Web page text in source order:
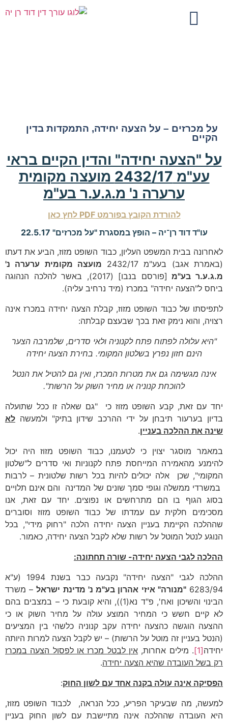
על מכרזים – על הצעה יחידה, התמקדות בדין
הקיים
על "הצעה יחידה" והדין הקיים בראי
עע"מ 2432/17 מועצה מקומית
ערערה נ' מ.ג.ע.ר בע"מ
להורדת הקובץ בפורמט PDF לחץ כאן
עו"ד דוד רן־יה – הופץ במסגרת "על מכרזים" 22.5.17
לאחרונה בבית המשפט העליון, כבוד השופט מזוז, הביע את דעתו
(באמרת אגב) בעע"מ 2432/17
מועצה מקומית ערערה נ'
מ.ג.ע.ר בע"מ
[פורסם בנבו] (2017), באשר להלכה הנהוגה
ביחס ל"הצעה יחידה" במכרז (מיד נרחיב עליה).
לתפיסתו של כבוד השופט מזוז, קבלת הצעה יחידה במכרז אינה
רצויה, והוא נימק זאת בכך שבעצם קבלתה:
"היא עלולה לפתוח פתח לקנוניה ולאי סדרים, שלמרבה הצער
הינם חזון נפרץ בשלטון המקומי. בחירת הצעה יחידה
אינה מגשימה גם את מטרות המכרז, ואין גם להטיל את הנטל
להוכחת קנוניה או מחיר השוק על הרשות".
יחד עם זאת, קבע השופט מזוז כי "גם שאלה זו ככל שתועלה
בדיון בערעור תיבחן על ידי ההרכב שידון בתיק" ולמעשה לא
שינה את ההלכה בעניין.
במאמר מוסגר יצוין כי לטעמנו, כבוד השופט מזוז היה יכול
להימנע מהאמירה המייחסת פתח לקנוניות ואי סדרים ל"שלטון
המקומי", שכן אלה יכולים להיות בכל רשות שלטונית – לרבות
במשרדי ממשלה וגופי סמך שונים של המדינה והם אינם תלויים
בסוג הגוף בו הם מתרחשים או נפוצים. יחד עם זאת, אנו
מסכימים חלקית עם עמדתו של כבוד השופט מזוז וסוברים
שההלכה הקיימת בעניין הצעה יחידה הלכה "רחוק מידי", בכל
הנוגע לנטל המוטל על רשות שלא לקבל הצעה יחידה, כאמור.
ההלכה לגבי הצעה יחידה- שורה תחתונה:
ההלכה לגבי "הצעה יחידה" נקבעה כבר בשנת 1994 (ע"א
6283/94 "מנורה" איזי אהרון בע"מ נ' מדינת ישראל– משרד
הבינוי והשיכון ואח', פ"ד נא(1)), והיא קובעת כי – במצבים בהם
לא קיים חשש כי המחיר המוצע עולה על מחיר השוק או כי
ההצעה הוגשה כהצעה יחידה עקב קנוניה כלשהי בין המציעים
(הנטל בעניין זה מוטל על הרשות) – יש לקבל הצעה למרות היותה
יחידה[1] . מילים אחרות, אין לבטל מכרז או לפסול הצעה במכרז
רק בשל העובדה שהיא הצעה יחידה.
הפסיקה אינה עולה בקנה אחד עם לשון החוק:
למעשה, מה שבעיקר הפריע, ככל הנראה, לכבוד השופט מזוז,
היא העובדה שההלכה אינה מתיישבת עם לשון החוק בעניין